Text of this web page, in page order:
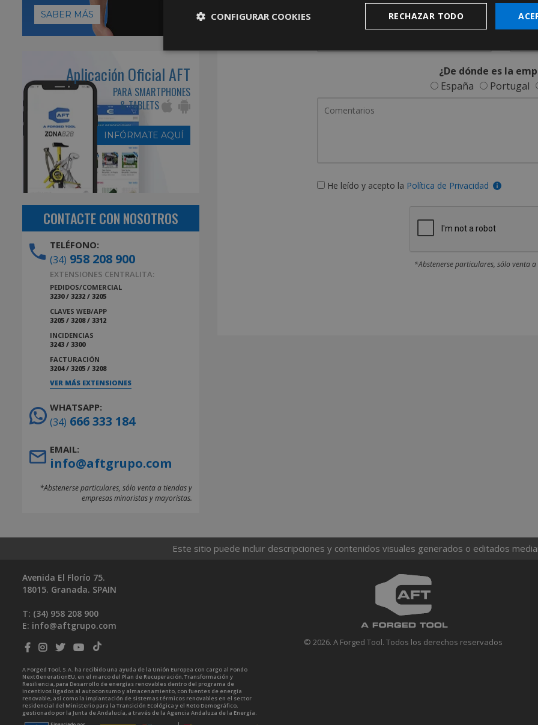
¿De dónde es la
España
Portugal
He leído y acepto la Política de Privacidad
*Abstenerse particulares, sólo venta
SABER MÁS
Aplicación Oficial AFT
PARA SMARTPHONES
& TABLETS
INFÓRMATE AQUÍ
CONTACTE CON NOSOTROS
TELÉFONO:
(34) 958 208 900
EXTENSIONES CENTRALITA:
PEDIDOS/COMERCIAL
3230 / 3232 / 3205
CLAVES WEB/APP
3205 / 3208 / 3312
INCIDENCIAS
3243 / 3300
FACTURACIÓN
3204 / 3205 / 3208
VER MÁS EXTENSIONES
WHATSAPP:
(34) 666 333 184
EMAIL:
info@aftgrupo.com
*Abstenerse particulares, sólo venta a tiendas y
empresas minoristas y mayoristas.
Este sitio puede incluir descripciones y contenidos visuales generados o editados
© 2026. A Forged Tool. Todos los derechos reservados
Avenida El Florío 75.
18015. Granada. SPAIN
T: (34) 958 208 900
E: info@aftgrupo.com
A Forged Tool, S.A. ha recibido una ayuda de la Unión Europea con cargo al Fondo
NextGenerationEU, en el marco del Plan de Recuperación, Transformación y
Resiliencia, para Desarrollo de energías renovables dentro del programa de
incentivos ligados al autoconsumo y almacenamiento, con fuentes de energía
renovable, así como la implantación de sistemas térmicos renovables en el sector
residencial del Ministerio para la Transición Ecológica y el Reto Demográfico,
gestionado por la Junta de Andalucía, a través de la Agencia Andaluza de la Energía.
RECHAZAR TODO
CONFIGURAR COOKIES